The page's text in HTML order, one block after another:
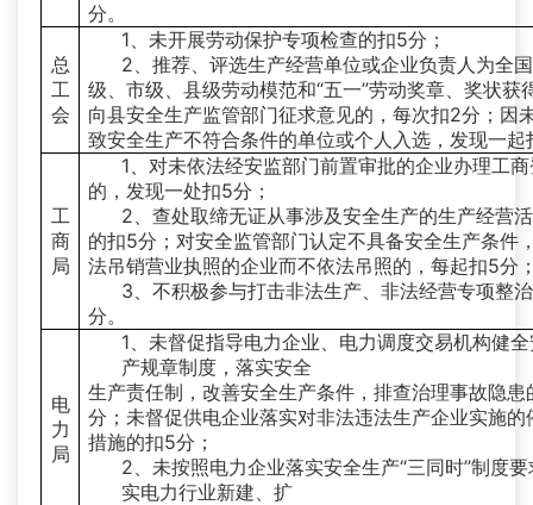
分。
总
工
会
1、未开展劳动保护专项检查的扣5分；
2、推荐、评选生产经营单位或企业负责人为全
级、市级、县级劳动模范和“五一”劳动奖章、奖状获
向县安全生产监管部门征求意见的，每次扣2分；因
致安全生产不符合条件的单位或个人入选，发现一起
工
商
局
1、对未依法经安监部门前置审批的企业办理工
的，发现一处扣5分；
2、查处取缔无证从事涉及安全生产的生产经营
的扣5分；对安全监管部门认定不具备安全生产条件
法吊销营业执照的企业而不依法吊照的，每起扣5分
3、不积极参与打击非法生产、非法经营专项整
分。
电
力
局
1、未督促指导电力企业、电力调度交易机构健
产规章制度，落实安全
生产责任制，改善安全生产条件，排查治理事故隐患
分；未督促供电企业落实对非法违法生产企业实施的
措施的扣5分；
2、未按照电力企业落实安全生产“三同时”制度
实电力行业新建、扩